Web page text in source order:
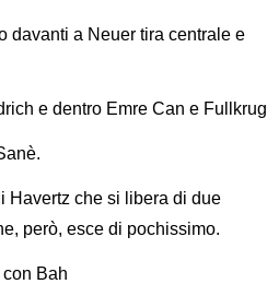
davanti a Neuer tira centrale e
e dentro Emre Can e Fullkrug
Havertz che si libera di due
però, esce di pochissimo.
Bah